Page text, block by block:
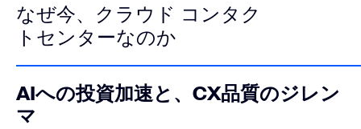
なぜ今、クラウド コンタク
トセンターなのか
AIへの投資加速と、CX品質のジレン
マ